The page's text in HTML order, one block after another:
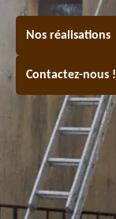
Nos réalisations
Contactez-nous !